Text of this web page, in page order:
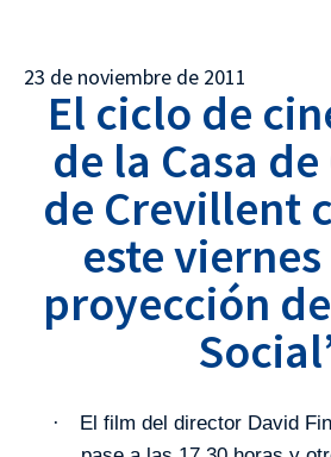
23 de noviembre de 2011
El ciclo de
de la Casa
de Crevillent
este
proyección de
·
El film del director David